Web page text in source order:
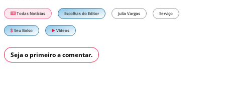
Todas Notícias Escolhas do Editor Julia Vargas Serviço
Seu Bolso Vídeos
Seja o primeiro a comentar.